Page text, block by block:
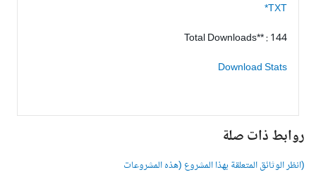
TXT*
Total Downloads** : 144
Download Stats
روابط ذات صلة
(انظر الوثائق المتعلقة بهذا المشروع (هذه المشروعات